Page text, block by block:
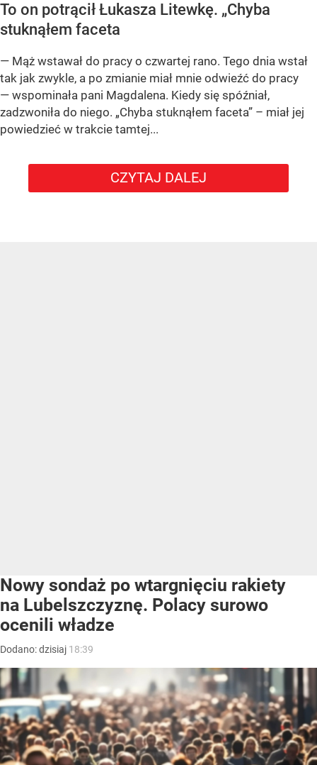
To on potrącił Łukasza Litewkę. „Chyba
stuknąłem faceta
— Mąż wstawał do pracy o czwartej rano. Tego dnia wstał
tak jak zwykle, a po zmianie miał mnie odwieźć do pracy
— wspominała pani Magdalena. Kiedy się spóźniał,
zadzwoniła do niego. „Chyba stuknąłem faceta” – miał jej
powiedzieć w trakcie tamtej...
CZYTAJ DALEJ
Nowy sondaż po wtargnięciu rakiety
na Lubelszczyznę. Polacy surowo
ocenili władze
Dodano:dzisiaj 18:39